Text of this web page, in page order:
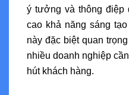
ý tưởng và thông điệp
cao khả năng sáng
này đặc biệt quan
nhiều doanh nghiệp
hút khách hàng.